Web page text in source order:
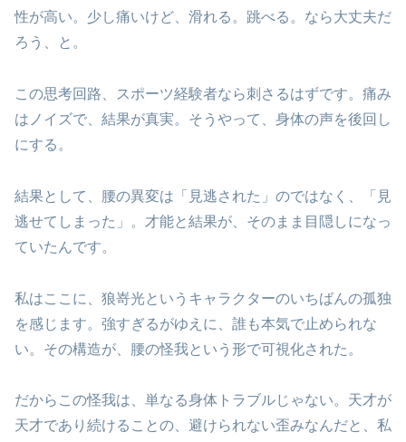
性が高い。少し痛いけど、滑れる。跳べる。なら大丈夫だ
ろう、と。
この思考回路、スポーツ経験者なら刺さるはずです。痛み
はノイズで、結果が真実。そうやって、身体の声を後回し
にする。
結果として、腰の異変は「見逃された」のではなく、「見
逃せてしまった」。才能と結果が、そのまま目隠しになっ
ていたんです。
私はここに、狼嵜光というキャラクターのいちばんの孤独
を感じます。強すぎるがゆえに、誰も本気で止められな
い。その構造が、腰の怪我という形で可視化された。
だからこの怪我は、単なる身体トラブルじゃない。天才が
天才であり続けることの、避けられない歪みなんだと、私